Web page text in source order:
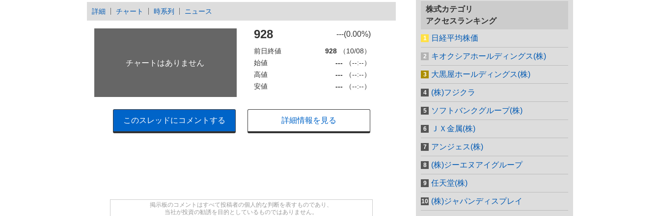
詳細 チャート 時系列 ニュース
928 ---(0.00%)
前日終値 928
（10/08）
始値
---
（--:--）
高値
---
（--:--）
安値
--- （--:--）
このスレッドにコメントする 詳細情報を見る
掲示板のコメントはすべて投稿者の個人的な判断を表すものであり、
当社が投資の勧誘を目的としているものではありません。
株式カテゴリ
アクセスランキング
日経平均株価
キオクシアホールディングス(株)
大黒屋ホールディングス(株)
(株)フジクラ
ソフトバンクグループ(株)
ＪＸ金属(株)
アンジェス(株)
(株)ジーエヌアイグループ
任天堂(株)
(株)ジャパンディスプレイ